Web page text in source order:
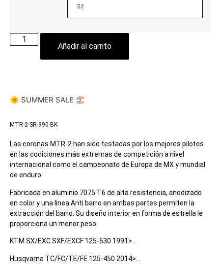
52
Añadir al carrito
🌞 SUMMER SALE 🏖️
MTR-2-SR-990-BK
Las coronas MTR-2 han sido testadas por los mejores pilotos
en las codiciones más extremas de competición a nivel
internacional como el campeonato de Europa de MX y mundial
de enduro.
Fabricada en aluminio 7075 T6 de alta resistencia, anodizado
en color y una linea Anti barro en ambas partes permiten la
extracción del barro. Su diseño interior en forma de estrella le
proporciona un menor peso.
KTM SX/EXC SXF/EXCF 125-530 1991>…
Husqvarna TC/FC/TE/FE 125-450 2014>…